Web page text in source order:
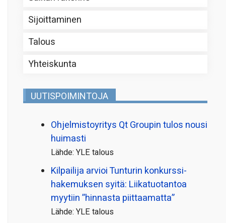
Sijoittaminen
Talous
Yhteiskunta
UUTISPOIMINTOJA
Ohjelmistoyritys Qt Groupin tulos nousi
huimasti
Lähde: YLE talous
Kilpailija arvioi Tunturin konkurssi­
hakemuksen syitä: Liikatuotantoa
myytiin ”hinnasta piittaamatta”
Lähde: YLE talous